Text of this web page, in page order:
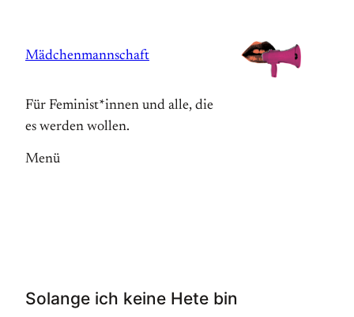
springen
Mädchenmannschaft
Für Feminist*innen und alle, die
es werden wollen.
Menü
Solange ich keine Hete bin